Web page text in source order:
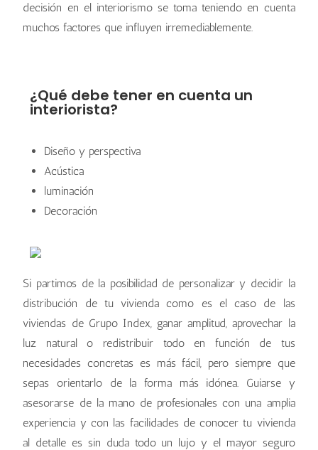
decisión en el interiorismo se toma teniendo en cuenta
muchos factores que influyen irremediablemente.
¿Qué debe tener en cuenta un
interiorista?
Diseño y perspectiva
Acústica
luminación
Decoración
Si partimos de la posibilidad de personalizar y decidir la
distribución de tu vivienda como es el caso de las
viviendas de Grupo Index, ganar amplitud, aprovechar la
luz natural o redistribuir todo en función de tus
necesidades concretas es más fácil, pero siempre que
sepas orientarlo de la forma más idónea. Guiarse y
asesorarse de la mano de profesionales con una amplia
experiencia y con las facilidades de conocer tu vivienda
al detalle es sin duda todo un lujo y el mayor seguro